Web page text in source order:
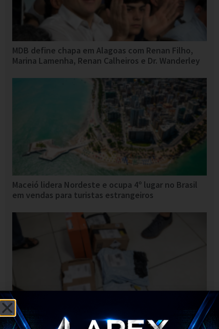
MDB define chapa em Alagoas com Renan Filho,
Marina Lamenha, Renan Calheiros e Dr. Wanderley
Maceió lidera Nordeste e ocupa 4º lugar no Brasil
em vendas para turistas estrangeiros
Morador é preso suspeito de furtar encomendas de